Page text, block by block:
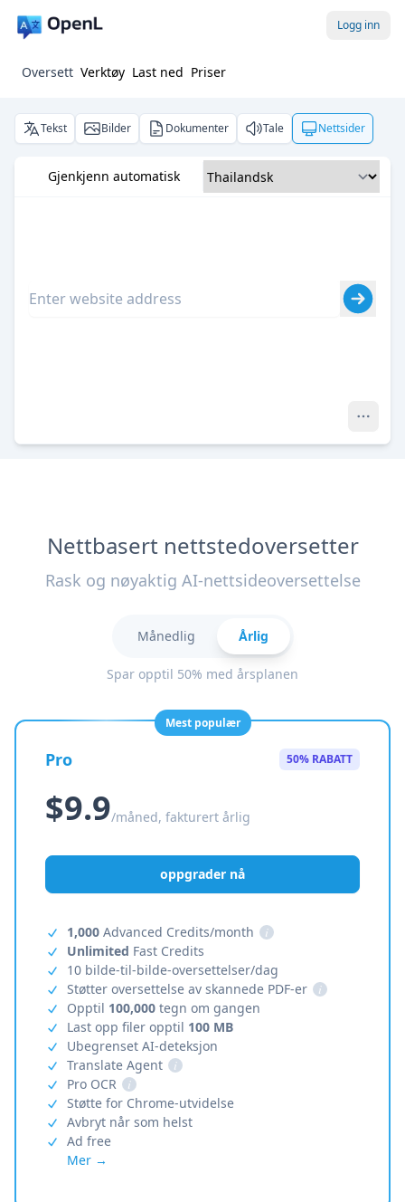
Logg inn
Oversett Verktøy Last ned Priser
Tekst Bilder Dokumenter Tale Nettsider
Gjenkjenn automatisk
Nettbasert nettstedoversetter
Rask og nøyaktig AI-nettsideoversettelse
Månedlig Årlig
Spar opptil 50% med årsplanen
Mest populær
Pro 50% RABATT
$9.9/måned, fakturert årlig
oppgrader nå
1,000 Advanced Credits/month
i
Unlimited Fast Credits
10 bilde-til-bilde-oversettelser/dag
Støtter oversettelse av skannede PDF-er
i
Opptil 100,000 tegn om gangen
Last opp filer opptil 100 MB
Ubegrenset AI-deteksjon
Translate Agent
i
Pro OCR
i
Støtte for Chrome-utvidelse
Avbryt når som helst
Ad free
Mer →